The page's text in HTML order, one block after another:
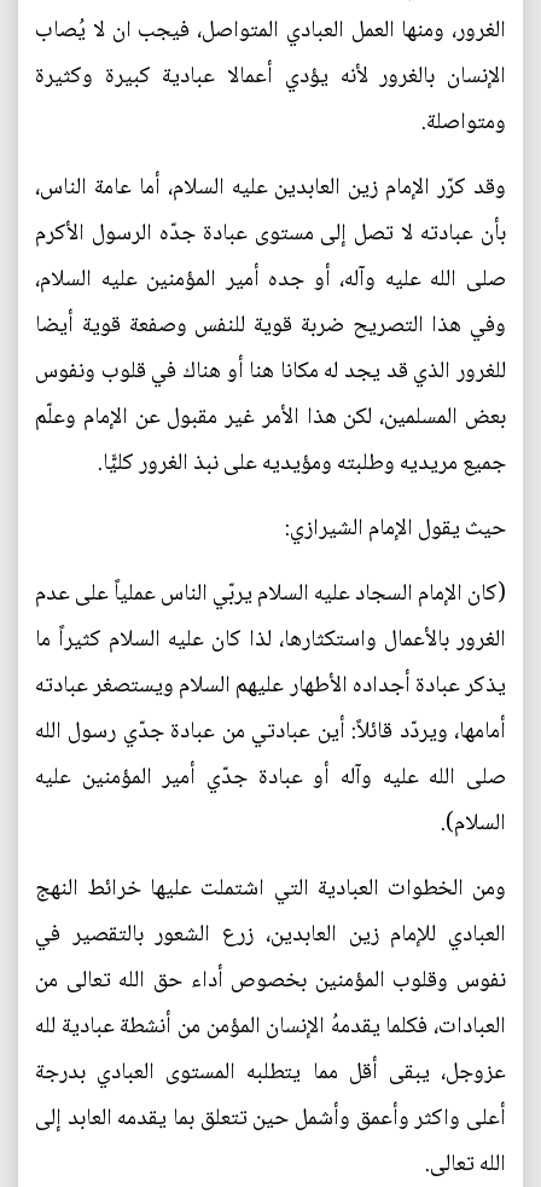
الغرور، ومنها العمل العبادي المتواصل، فيجب ان لا يُصاب
الإنسان بالغرور لأنه يؤدي أعمالا عبادية كبيرة وكثيرة
ومتواصلة.
وقد كرّر الإمام زين العابدين عليه السلام، أما عامة الناس،
بأن عبادته لا تصل إلى مستوى عبادة جدّه الرسول الأكرم
صلى الله عليه وآله، أو جده أمير المؤمنين عليه السلام،
وفي هذا التصريح ضربة قوية للنفس وصفعة قوية أيضا
للغرور الذي قد يجد له مكانا هنا أو هناك في قلوب ونفوس
بعض المسلمين، لكن هذا الأمر غير مقبول عن الإمام وعلّم
جميع مريديه وطلبته ومؤيديه على نبذ الغرور كليًّا.
حيث يقول الإمام الشيرازي:
(كان الإمام السجاد عليه السلام يربّي الناس عملياً على عدم
الغرور بالأعمال واستكثارها، لذا كان عليه السلام كثيراً ما
يذكر عبادة أجداده الأطهار عليهم السلام ويستصغر عبادته
أمامها، ويردّد قائلاً: أين عبادتي من عبادة جدّي رسول الله
صلى الله عليه وآله أو عبادة جدّي أمير المؤمنين عليه
السلام).
ومن الخطوات العبادية التي اشتملت عليها خرائط النهج
العبادي للإمام زين العابدين، زرع الشعور بالتقصير في
نفوس وقلوب المؤمنين بخصوص أداء حق الله تعالى من
العبادات، فكلما يقدمهُ الإنسان المؤمن من أنشطة عبادية لله
عزوجل، يبقى أقل مما يتطلبه المستوى العبادي بدرجة
أعلى واكثر وأعمق وأشمل حين تتعلق بما يقدمه العابد إلى
الله تعالى.